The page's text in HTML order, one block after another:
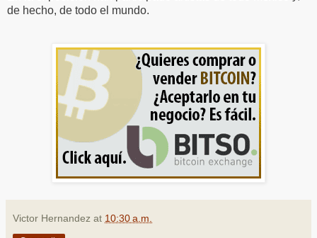
de hecho, de todo el mundo.
Victor Hernandez at 10:30 a.m.